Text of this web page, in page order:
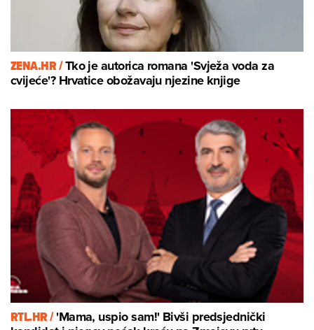
ZENA.HR /Tko je autorica romana 'Svježa voda za
cvijeće'? Hrvatice obožavaju njezine knjige
RTL.HR /'Mama, uspio sam!' Bivši predsjednički